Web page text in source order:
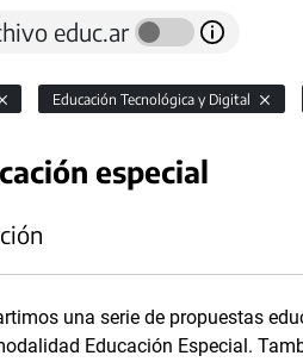
educ.ar
Educación Tecnológica y Digital
especial
una serie de propuestas
Educación Especial.